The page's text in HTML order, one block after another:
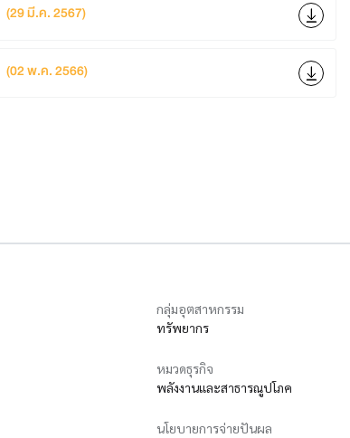
(29 มี.ค. 2567)
(02 พ.ค. 2566)
กลุ่มอุตสาหกรรม
ทรัพยากร
หมวดธุรกิจ
พลังงานและสาธารณูปโภค
นโยบายการจ่ายปันผล